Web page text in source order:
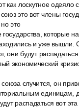
как лоскутное одеяло
это вот члены
это
которые
и уже вышли.
они будут
экономический
союза случится, он
единицам,
распадаться вот эта